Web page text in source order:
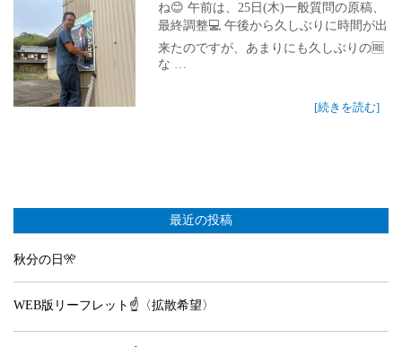
ね😊 午前は、25日(木)一般質問の原稿、
最終調整💻 午後から久しぶりに時間が出
来たのですが、あまりにも久しぶりの🆓
な …
[続きを読む]
最近の投稿
秋分の日🎌
WEB版リーフレット☝️〈拡散希望〉